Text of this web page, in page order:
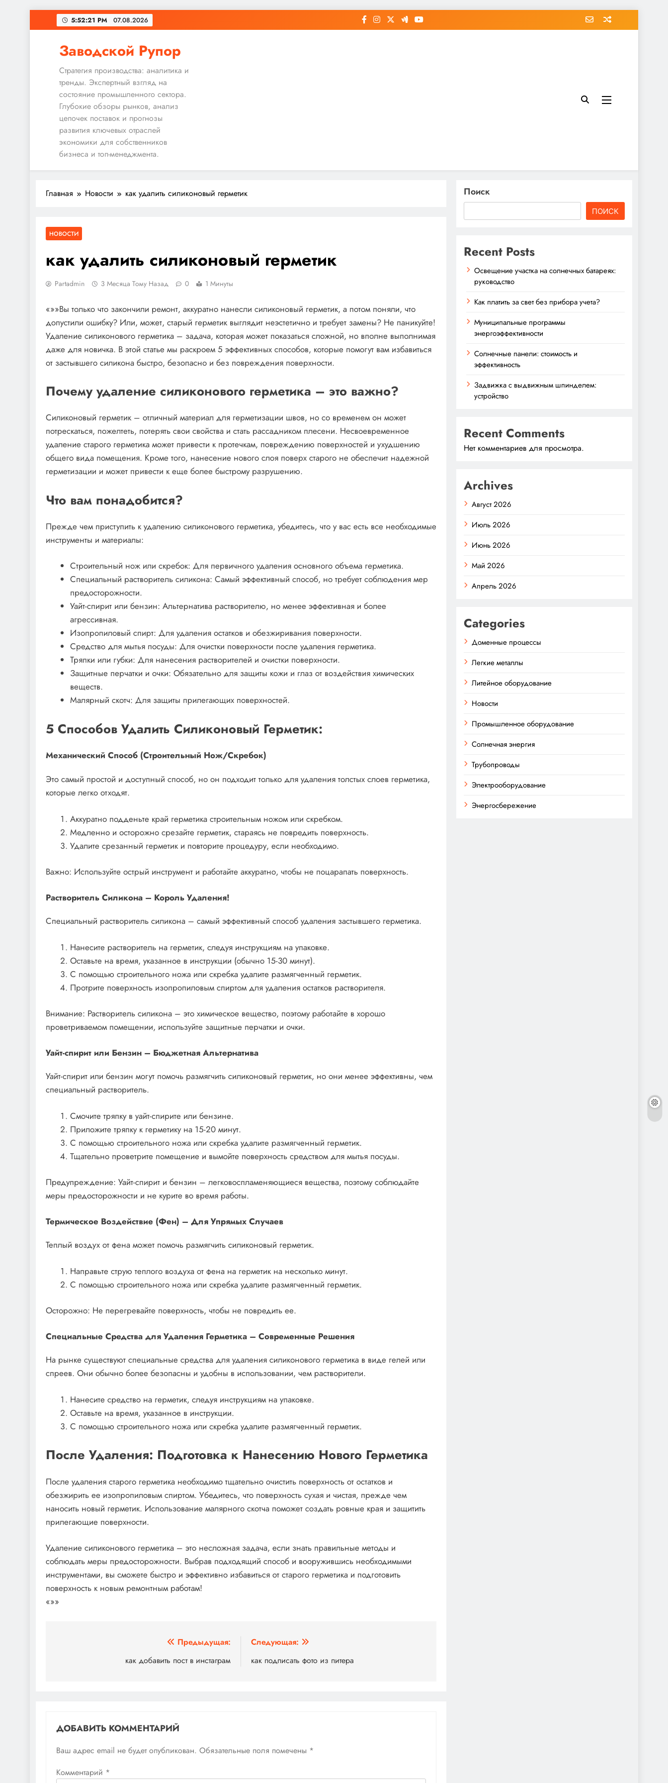
Перейти
к
5:52:22 PM 07.08.2026
Заводской Рупор
Стратегия производства: аналитика и
тренды. Экспертный взгляд на
состояние промышленного сектора.
Глубокие обзоры рынков, анализ
цепочек поставок и прогнозы
развития ключевых отраслей
экономики для собственников
бизнеса и топ-менеджмента.
Главная Новости как удалить силиконовый герметик
НОВОСТИ
как удалить силиконовый герметик
Partadmin 3 Месяца Тому Назад 0 1 Минуты
«»»Вы только что закончили ремонт, аккуратно нанесли силиконовый герметик, а потом поняли, что
допустили ошибку? Или, может, старый герметик выглядит неэстетично и требует замены? Не паникуйте!
Удаление силиконового герметика – задача, которая может показаться сложной, но вполне выполнимая
даже для новичка. В этой статье мы раскроем 5 эффективных способов, которые помогут вам избавиться
от застывшего силикона быстро, безопасно и без повреждения поверхности.
Почему удаление силиконового герметика – это важно?
Силиконовый герметик – отличный материал для герметизации швов, но со временем он может
потрескаться, пожелтеть, потерять свои свойства и стать рассадником плесени. Несвоевременное
удаление старого герметика может привести к протечкам, повреждению поверхностей и ухудшению
общего вида помещения. Кроме того, нанесение нового слоя поверх старого не обеспечит надежной
герметизации и может привести к еще более быстрому разрушению.
Что вам понадобится?
Прежде чем приступить к удалению силиконового герметика, убедитесь, что у вас есть все необходимые
инструменты и материалы:
Строительный нож или скребок: Для первичного удаления основного объема герметика.
Специальный растворитель силикона: Самый эффективный способ, но требует соблюдения мер
предосторожности.
Уайт-спирит или бензин: Альтернатива растворителю, но менее эффективная и более
агрессивная.
Изопропиловый спирт: Для удаления остатков и обезжиривания поверхности.
Средство для мытья посуды: Для очистки поверхности после удаления герметика.
Тряпки или губки: Для нанесения растворителей и очистки поверхности.
Защитные перчатки и очки: Обязательно для защиты кожи и глаз от воздействия химических
веществ.
Малярный скотч: Для защиты прилегающих поверхностей.
5 Способов Удалить Силиконовый Герметик:
Механический Способ (Строительный Нож/Скребок)
Это самый простой и доступный способ, но он подходит только для удаления толстых слоев герметика,
которые легко отходят.
Аккуратно подденьте край герметика строительным ножом или скребком.
Медленно и осторожно срезайте герметик, стараясь не повредить поверхность.
Удалите срезанный герметик и повторите процедуру, если необходимо.
Важно: Используйте острый инструмент и работайте аккуратно, чтобы не поцарапать поверхность.
Растворитель Силикона – Король Удаления!
Специальный растворитель силикона – самый эффективный способ удаления застывшего герметика.
Нанесите растворитель на герметик, следуя инструкциям на упаковке.
Оставьте на время, указанное в инструкции (обычно 15-30 минут).
С помощью строительного ножа или скребка удалите размягченный герметик.
Протрите поверхность изопропиловым спиртом для удаления остатков растворителя.
Внимание: Растворитель силикона – это химическое вещество, поэтому работайте в хорошо
проветриваемом помещении, используйте защитные перчатки и очки.
Уайт-спирит или Бензин – Бюджетная Альтернатива
Уайт-спирит или бензин могут помочь размягчить силиконовый герметик, но они менее эффективны, чем
специальный растворитель.
Смочите тряпку в уайт-спирите или бензине.
Приложите тряпку к герметику на 15-20 минут.
С помощью строительного ножа или скребка удалите размягченный герметик.
Тщательно проветрите помещение и вымойте поверхность средством для мытья посуды.
Предупреждение: Уайт-спирит и бензин – легковоспламеняющиеся вещества, поэтому соблюдайте
меры предосторожности и не курите во время работы.
Термическое Воздействие (Фен) – Для Упрямых Случаев
Теплый воздух от фена может помочь размягчить силиконовый герметик.
Направьте струю теплого воздуха от фена на герметик на несколько минут.
С помощью строительного ножа или скребка удалите размягченный герметик.
Осторожно: Не перегревайте поверхность, чтобы не повредить ее.
Специальные Средства для Удаления Герметика – Современные Решения
На рынке существуют специальные средства для удаления силиконового герметика в виде гелей или
спреев. Они обычно более безопасны и удобны в использовании, чем растворители.
Нанесите средство на герметик, следуя инструкциям на упаковке.
Оставьте на время, указанное в инструкции.
С помощью строительного ножа или скребка удалите размягченный герметик.
После Удаления: Подготовка к Нанесению Нового Герметика
После удаления старого герметика необходимо тщательно очистить поверхность от остатков и
обезжирить ее изопропиловым спиртом. Убедитесь, что поверхность сухая и чистая, прежде чем
наносить новый герметик. Использование малярного скотча поможет создать ровные края и защитить
прилегающие поверхности.
Удаление силиконового герметика – это несложная задача, если знать правильные методы и
соблюдать меры предосторожности. Выбрав подходящий способ и вооружившись необходимыми
инструментами, вы сможете быстро и эффективно избавиться от старого герметика и подготовить
поверхность к новым ремонтным работам!
«»»
Предыдущая:
как добавить пост в инстаграм
Следующая:
как подписать фото из питера
ДОБАВИТЬ КОММЕНТАРИЙ
Ваш адрес email не будет опубликован. Обязательные поля помечены *
Комментарий *
Поиск
ПОИСК
Recent Posts
Освещение участка на солнечных батареях:
руководство
Как платить за свет без прибора учета?
Муниципальные программы
энергоэффективности
Солнечные панели: стоимость и
эффективность
Задвижка с выдвижным шпинделем:
устройство
Recent Comments
Нет комментариев для просмотра.
Archives
Август 2026
Июль 2026
Июнь 2026
Май 2026
Апрель 2026
Categories
Доменные процессы
Легкие металлы
Литейное оборудование
Новости
Промышленное оборудование
Солнечная энергия
Трубопроводы
Электрооборудование
Энергосбережение